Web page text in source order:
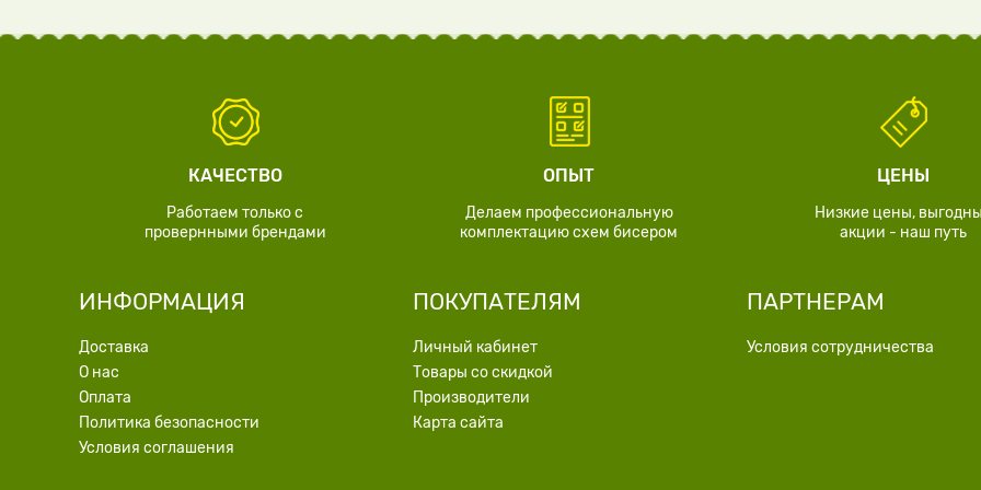
КАЧЕСТВО
Работаем только с
провернными брендами
ОПЫТ
Делаем профессиональную
комплектацию схем бисером
ЦЕНЫ
Низкие цены,
акции - наш путь
ИНФОРМАЦИЯ
Доставка
О нас
Оплата
Политика безопасности
Условия соглашения
ПОКУПАТЕЛЯМ
Личный кабинет
Товары со скидкой
Производители
Карта сайта
ПАРТНЕРАМ
Условия сотрудничества